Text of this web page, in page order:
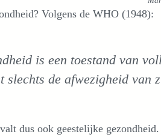
Volgens de WHO (1948):
is een toestand van
slechts de afwezigheid van
dus ook geestelijke